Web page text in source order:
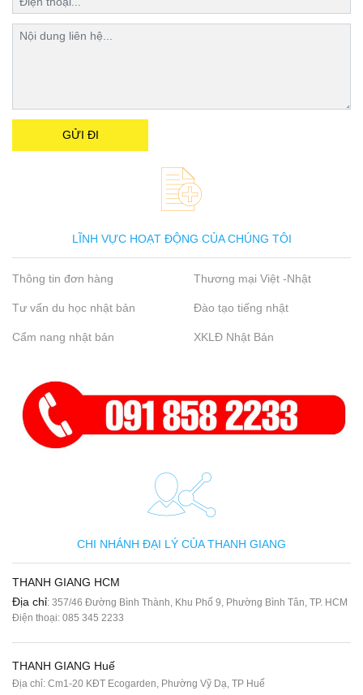
LĨNH VỰC HOẠT ĐỘNG CỦA CHÚNG TÔI
Thông tin đơn hàng Thương mại Việt -Nhật
Tư vấn du học nhật bản Đào tạo tiếng nhật
Cẩm nang nhật bản XKLĐ Nhật Bản
CHI NHÁNH ĐẠI LÝ CỦA THANH GIANG
THANH GIANG HCM
Địa chỉ: 357/46 Đường Bình Thành, Khu Phố 9, Phường Bình Tân, TP. HCM
Điện thoại: 085 345 2233
THANH GIANG Huế
Địa chỉ: Cm1-20 KĐT Ecogarden, Phường Vỹ Dạ, TP Huế